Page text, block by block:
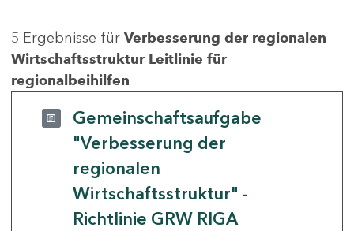
5 Ergebnisse für Verbesserung der regionalen
Wirtschaftsstruktur Leitlinie für
regionalbeihilfen
Gemeinschaftsaufgabe
"Verbesserung der
regionalen
Wirtschaftsstruktur" -
Richtlinie GRW RIGA